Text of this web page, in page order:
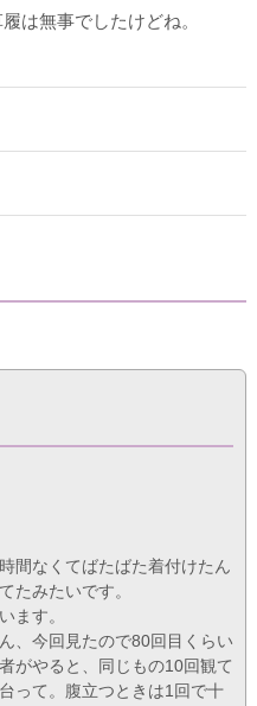
は無事でしたけどね。
間なくてばたばた着付けたん
たみたいです。
ます。
、今回見たので80回目くらい
がやると、同じもの10回観て
って。腹立つときは1回で十